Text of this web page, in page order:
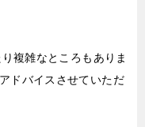
複雑なところもありま
ドバイスさせていただ